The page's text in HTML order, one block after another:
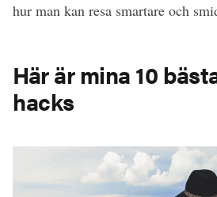
hur man kan resa smartare och
Här är mina 10
hacks